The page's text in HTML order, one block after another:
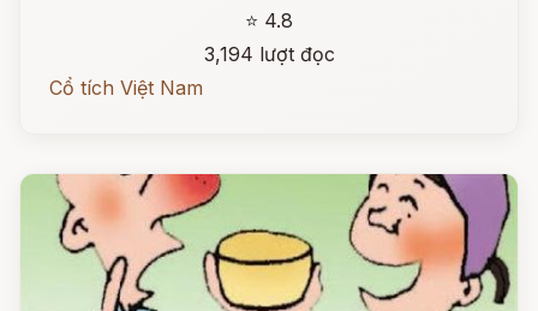
⭐ 4.8
3,194 lượt đọc
Cổ tích Việt Nam